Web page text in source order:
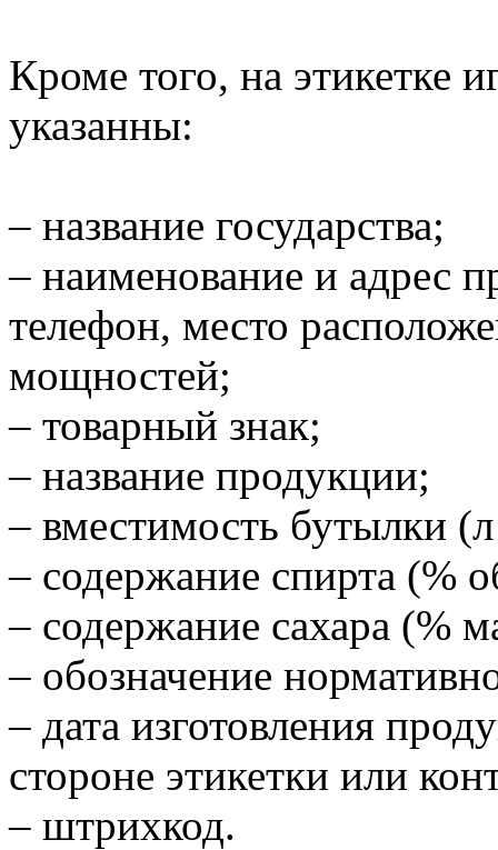
Кроме того, на этикетке
указанны:
– название государства;
– наименование и адрес
телефон, место
мощностей;
– товарный знак;
– название продукции;
– вместимость бутылки
– содержание спирта (%
– содержание сахара (%
– обозначение
– дата изготовления
стороне этикетки или
– штрихкод.